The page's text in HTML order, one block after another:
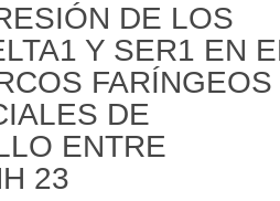
DE LOS
Y SER1 EN
FARÍNGEOS
DE
ENTRE
23